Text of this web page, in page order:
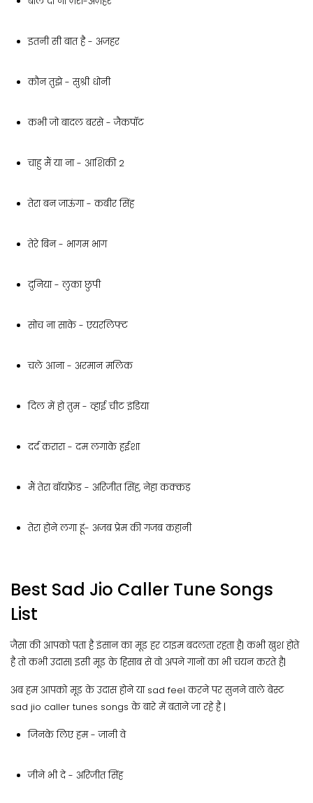
इतनी सी बात है - अजहर
कौन तुझे - सुश्री धोनी
कभी जो बादल बरसे - जैकपॉट
चाहु मैं या ना - आशिकी 2
तेरा बन जाऊंगा - कबीर सिंह
तेरे बिन - भागम भाग
दुनिया - लुका छुपी
सोच ना साके - एयरलिफ्ट
चले आना - अरमान मलिक
दिल में हो तुम - व्हाई चीट इंडिया
दर्द करारा - दम लगाके हईशा
मैं तेरा बॉयफ्रेंड - अरिजीत सिंह, नेहा कक्कड़
तेरा होने लगा हूं- अजब प्रेम की गजब कहानी
Best Sad Jio Caller Tune Songs
List
जैसा की आपको पता है इंसान का मूड हर टाइम बदलता रहता है| कभी खुश होते
है तो कभी उदास| इसी मूड के हिसाब से वो अपने गानों का भी चयन करते है|
अब हम आपको मूड के उदास होने या sad feel करने पर सुनने वाले बेस्ट
sad jio caller tunes songs के बारे में बताने जा रहे है |
जिनके लिए हम - जानी वे
जीने भी दे - अरिजीत सिंह